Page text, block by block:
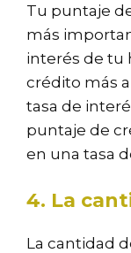
Tu puntaje
más
interés de tu
crédito más
tasa de
puntaje de
en una tasa
4. La
La cantidad